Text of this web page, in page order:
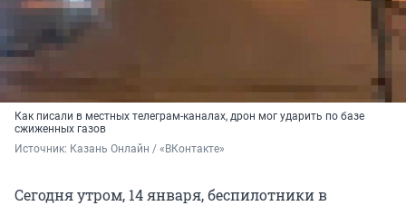
Как писали в местных телеграм-каналах, дрон мог ударить по базе
сжиженных газов
Источник: Казань Онлайн / «ВКонтакте»
Сегодня утром, 14 января, беспилотники в